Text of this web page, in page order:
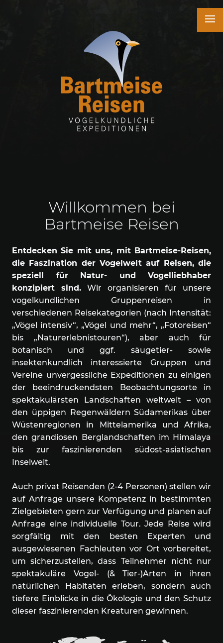
Bartmeise Reisen
Willkommen bei
Bartmeise Reisen
Entdecken Sie mit uns, mit Bartmeise-Reisen,
die Faszination der Vogelwelt auf Reisen, die
speziell für Natur- und Vogelliebhaber
konzipiert sind. Wir organisieren für unsere
vogelkundlichen Gruppenreisen in
verschiedenen Reisekategorien (nach Intensität:
„Vögel intensiv“, „Vögel und mehr“, „Fotoreisen“
bis „Naturerlebnistouren“), aber auch für
botanisch und ggf. säugetier- sowie
insektenkundlich interessierte Gruppen und
Vereine unvergessliche Expeditionen zu einigen
der beeindruckendsten Beobachtungsorte in
spektakulärsten Landschaften weltweit – von
den üppigen Regenwäldern Südamerikas über
Wüstenregionen in Mittelamerika und Afrika,
den grandiosen Berglandschaften im Himalaya
bis zur faszinierenden südost-asiatischen
Inselwelt.
Auch privat Reisenden (2-4 Personen) stellen wir
auf Anfrage unsere Kompetenz in bestimmten
Zielgebieten gern zur Verfügung und planen auf
Anfrage eine individuelle Tour. Jede Reise wird
sorgfältig mit den besten Experten und
ausgewiesenen Fachleuten vor Ort vorbereitet,
um sicherzustellen, dass Teilnehmer nicht nur
spektakuläre Vogel- (& Tier-)Arten in ihren
natürlichen Habitaten erleben, sondern auch
tiefere Einblicke in die Ökologie und den Schutz
dieser faszinierenden Kreaturen gewinnen.